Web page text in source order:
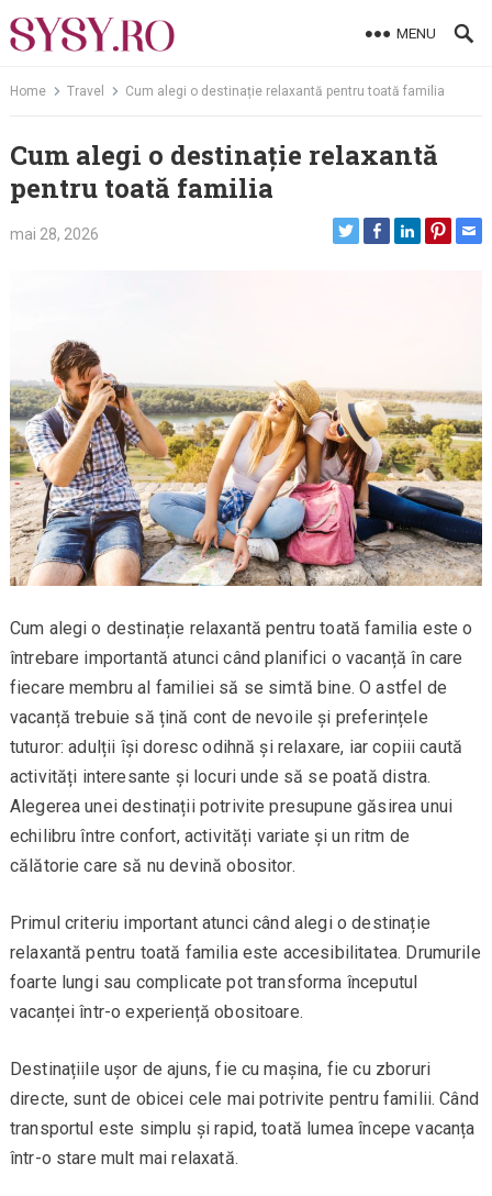
to
MENU
Home Travel Cum alegi o destinație relaxantă pentru toată familia
Cum alegi o destinație relaxantă
pentru toată familia
mai 28, 2026
Cum alegi o destinație relaxantă pentru toată familia este o
întrebare importantă atunci când planifici o vacanță în care
fiecare membru al familiei să se simtă bine. O astfel de
vacanță trebuie să țină cont de nevoile și preferințele
tuturor: adulții își doresc odihnă și relaxare, iar copiii caută
activități interesante și locuri unde să se poată distra.
Alegerea unei destinații potrivite presupune găsirea unui
echilibru între confort, activități variate și un ritm de
călătorie care să nu devină obositor.
Primul criteriu important atunci când alegi o destinație
relaxantă pentru toată familia este accesibilitatea. Drumurile
foarte lungi sau complicate pot transforma începutul
vacanței într-o experiență obositoare.
Destinațiile ușor de ajuns, fie cu mașina, fie cu zboruri
directe, sunt de obicei cele mai potrivite pentru familii. Când
transportul este simplu și rapid, toată lumea începe vacanța
într-o stare mult mai relaxată.